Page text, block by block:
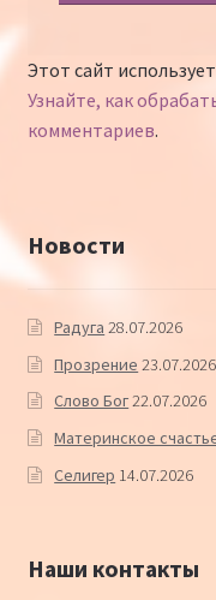
Этот сайт
Узнайте, как
комментариев.
Новости
Радуга 28.07.2026
Прозрение 23.07.2026
Слово Бог22.07.2026
Материнское
Селигер 14.07.2026
Наши контакты